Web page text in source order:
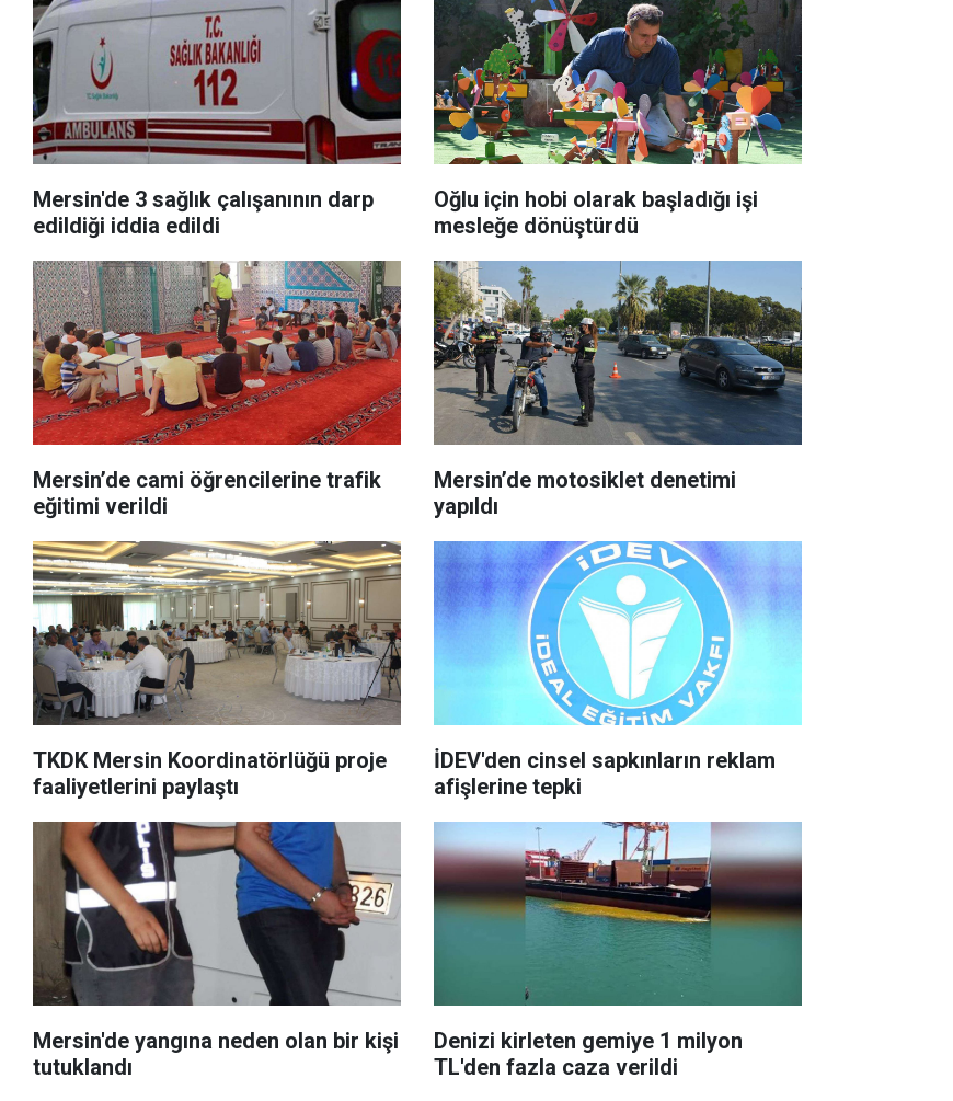
Mersin'de 3 sağlık çalışanının darp
edildiği iddia edildi
Oğlu için hobi olarak başladığı işi
mesleğe dönüştürdü
Mersin’de cami öğrencilerine trafik
eğitimi verildi
Mersin’de motosiklet denetimi
yapıldı
TKDK Mersin Koordinatörlüğü proje
faaliyetlerini paylaştı
İDEV'den cinsel sapkınların reklam
afişlerine tepki
Mersin'de yangına neden olan bir kişi
tutuklandı
Denizi kirleten gemiye 1 milyon
TL'den fazla caza verildi